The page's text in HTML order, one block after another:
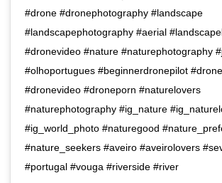
#drone #dronephotography #landscape
#landscapephotography #aerial
#dronevideo #nature #naturephotography
#olhoportugues #beginnerdronepilot
#dronevideo #droneporn #naturelovers
#naturephotography #ig_nature
#ig_world_photo #naturegood
#nature_seekers #aveiro #aveirolovers
#portugal #vouga #riverside #river